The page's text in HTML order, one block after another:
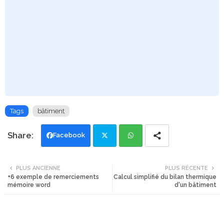
Tags bâtiment
Facebook
ats
PLUS RÉCENTE
Calcul simplifié du bilan thermique
d'un bâtiment
PLUS ANCIENNE
+6 exemple de remerciements
mémoire word